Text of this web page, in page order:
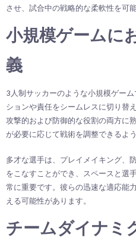
させ、試合中の戦略的な柔軟性を可能
小規模ゲームに
義
3人制サッカーのような小規模ゲー
ションや責任をシームレスに切り替
攻撃的および防御的な役割の両方に
が必要に応じて戦術を調整できるよう
多才な選手は、プレイメイキング、
をこなすことができ、スペースと選
常に重要です。彼らの迅速な適応能
える可能性があります。
チームダイナミ